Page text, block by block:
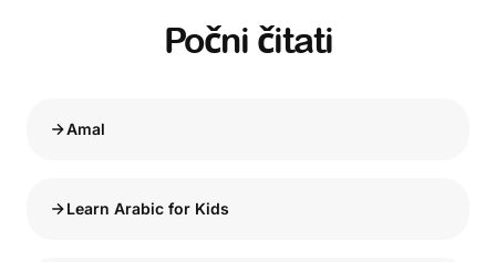
Počni čitati
Amal
Learn Arabic for Kids